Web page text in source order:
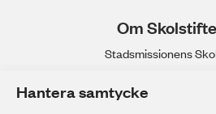
Hantera samtycke
Om
Stadsmissionens
Anpassad